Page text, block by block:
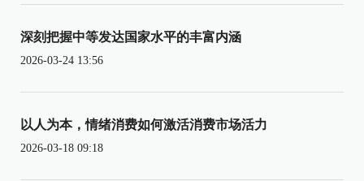
深刻把握中等发达国家水平的丰富内涵
2026-03-24 13:56
以人为本，情绪消费如何激活消费市场活力
2026-03-18 09:18